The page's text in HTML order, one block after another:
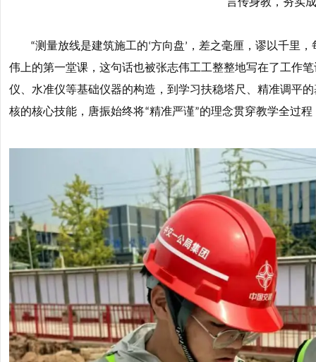
“测量放线是建筑施工的‘方向盘’ ，差之毫厘，谬以千里
伟上的第一堂课，这句话也被张志伟工工整整地写在了工作
仪、水准仪等基础仪器的构造，到学习扶稳塔尺、精准调平
核的核心技能，唐振始终将“精准严谨”的理念贯穿教学全过